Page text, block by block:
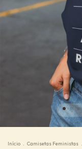
Início . Camisetas Feministas .